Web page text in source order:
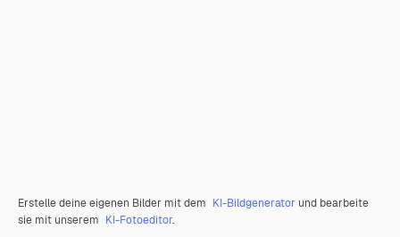
Erstelle deine eigenen Bilder mit dem KI-Bildgenerator und bearbeite
sie mit unserem KI-Fotoeditor.